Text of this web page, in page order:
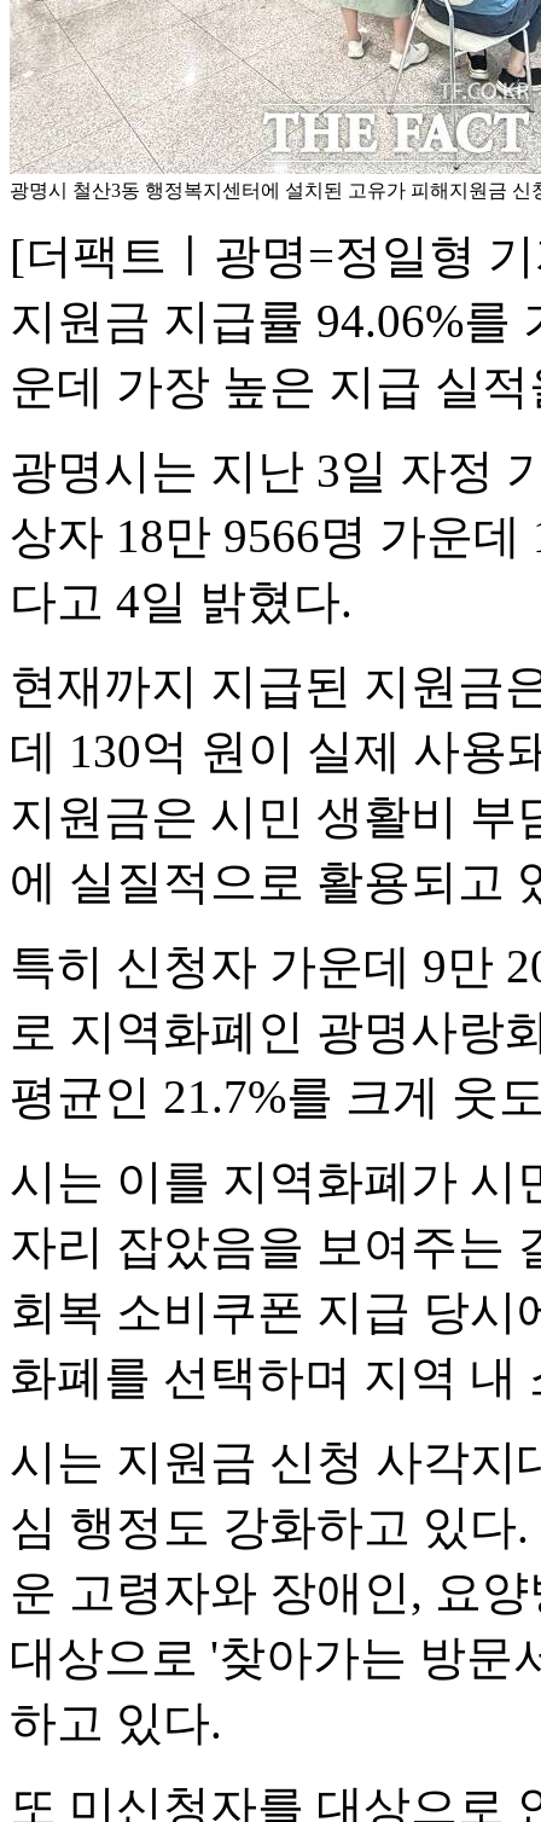
광명시 철산3동 행정복지센터에 설치된 고유가 피해지원금 신
[더팩트ㅣ광명=정일형
지원금 지급률 94.06%를
운데 가장 높은 지급 실
광명시는 지난 3일 자정
상자 18만 9566명 가운
다고 4일 밝혔다.
현재까지 지급된 지원금
데 130억 원이 실제 사용
지원금은 시민 생활비 부
에 실질적으로 활용되고
특히 신청자 가운데 9만
로 지역화폐인 광명사랑
평균인 21.7%를 크게 웃
시는 이를 지역화폐가 시
자리 잡았음을 보여주는
회복 소비쿠폰 지급 당시
화폐를 선택하며 지역 내
시는 지원금 신청 사각지
심 행정도 강화하고 있다
운 고령자와 장애인, 요
대상으로 '찾아가는 방문
하고 있다.
또 미신청자를 대상으로